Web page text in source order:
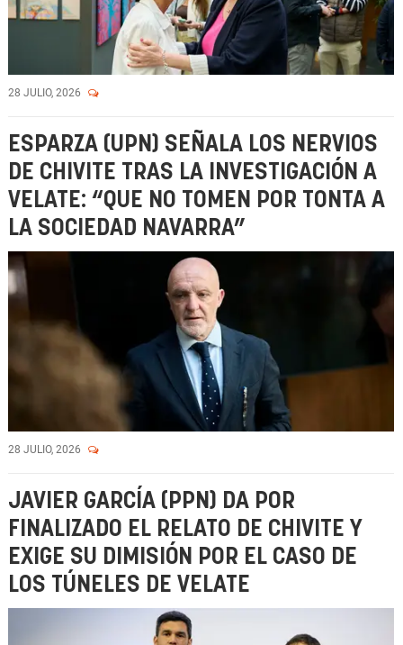
28 JULIO, 2026
ESPARZA (UPN) SEÑALA LOS NERVIOS
DE CHIVITE TRAS LA INVESTIGACIÓN A
VELATE: “QUE NO TOMEN POR TONTA A
LA SOCIEDAD NAVARRA”
28 JULIO, 2026
JAVIER GARCÍA (PPN) DA POR
FINALIZADO EL RELATO DE CHIVITE Y
EXIGE SU DIMISIÓN POR EL CASO DE
LOS TÚNELES DE VELATE